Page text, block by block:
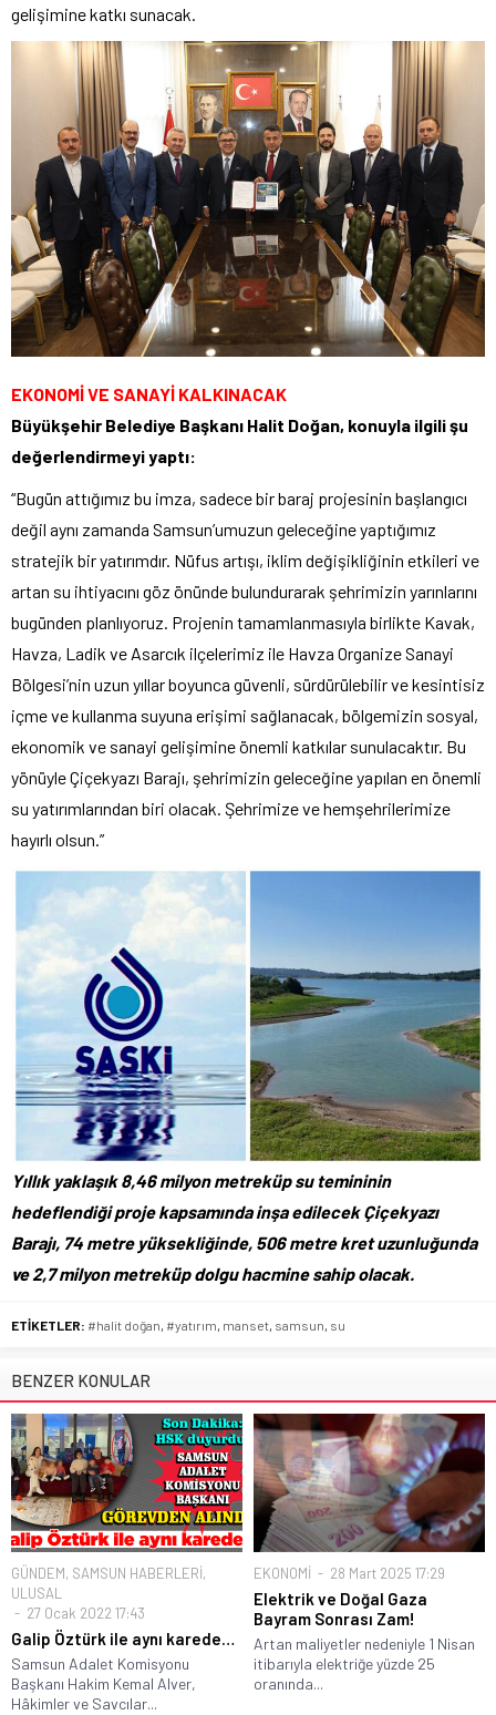
gelişimine katkı sunacak.
EKONOMİ VE SANAYİ KALKINACAK
Büyükşehir Belediye Başkanı Halit Doğan, konuyla ilgili şu
değerlendirmeyi yaptı:
“Bugün attığımız bu imza, sadece bir baraj projesinin başlangıcı
değil aynı zamanda Samsun’umuzun geleceğine yaptığımız
stratejik bir yatırımdır. Nüfus artışı, iklim değişikliğinin etkileri ve
artan su ihtiyacını göz önünde bulundurarak şehrimizin yarınlarını
bugünden planlıyoruz. Projenin tamamlanmasıyla birlikte Kavak,
Havza, Ladik ve Asarcık ilçelerimiz ile Havza Organize Sanayi
Bölgesi’nin uzun yıllar boyunca güvenli, sürdürülebilir ve kesintisiz
içme ve kullanma suyuna erişimi sağlanacak, bölgemizin sosyal,
ekonomik ve sanayi gelişimine önemli katkılar sunulacaktır. Bu
yönüyle Çiçekyazı Barajı, şehrimizin geleceğine yapılan en önemli
su yatırımlarından biri olacak. Şehrimize ve hemşehrilerimize
hayırlı olsun.”
Yıllık yaklaşık 8,46 milyon metreküp su temininin
hedeflendiği proje kapsamında inşa edilecek Çiçekyazı
Barajı, 74 metre yüksekliğinde, 506 metre kret uzunluğunda
ve 2,7 milyon metreküp dolgu hacmine sahip olacak.
ETİKETLER: #halit doğan, #yatırım, manset, samsun, su
BENZER KONULAR
GÜNDEM, SAMSUN HABERLERİ,
ULUSAL
27 Ocak 2022 17:43
Galip Öztürk ile aynı karede…
Samsun Adalet Komisyonu
Başkanı Hakim Kemal Alver,
Hâkimler ve Savcılar...
EKONOMİ 28 Mart 2025 17:29
Elektrik ve Doğal Gaza
Bayram Sonrası Zam!
Artan maliyetler nedeniyle 1 Nisan
itibarıyla elektriğe yüzde 25
oranında...